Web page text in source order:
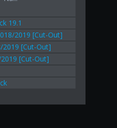
19.1
2019 [Cut-Out]
2019 [Cut-Out]
[Cut-Out]